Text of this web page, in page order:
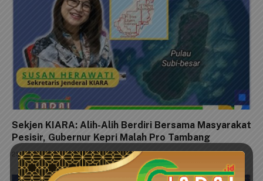
Sekjen KIARA: Alih-Alih Berdiri Bersama Masyarakat
Pesisir, Gubernur Kepri Malah Pro Tambang
25 Agustus 2025